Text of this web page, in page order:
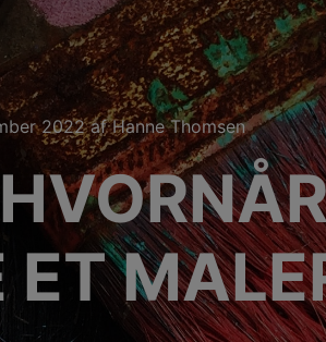
2022afHanne Thomsen
ET